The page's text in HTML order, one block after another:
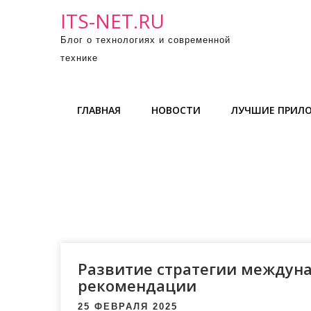
ITS-NET.RU
Блог о технологиях и современной
технике
ГЛАВНАЯ НОВОСТИ ЛУЧШИЕ
Развитие стратегии
рекомендации
25 ФЕВРАЛЯ 2025